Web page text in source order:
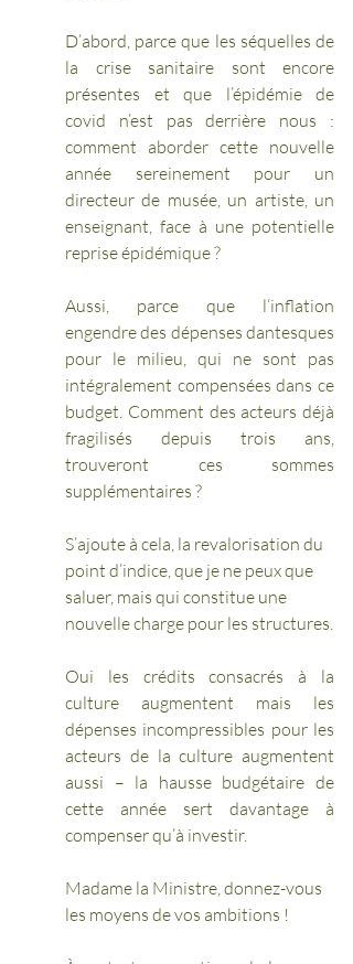
D’abord, parce que les séquelles de
la crise sanitaire sont encore
présentes et que l’épidémie de
covid n’est pas derrière nous :
comment aborder cette nouvelle
année sereinement pour un
directeur de musée, un artiste, un
enseignant, face à une potentielle
reprise épidémique ?
Aussi, parce que l‘inflation
engendre des dépenses dantesques
pour le milieu, qui ne sont pas
intégralement compensées dans ce
budget. Comment des acteurs déjà
fragilisés depuis trois ans,
trouveront ces sommes
supplémentaires ?
S’ajoute à cela, la revalorisation du
point d’indice, que je ne peux que
saluer, mais qui constitue une
nouvelle charge pour les structures.
Oui les crédits consacrés à la
culture augmentent mais les
dépenses incompressibles pour les
acteurs de la culture augmentent
aussi – la hausse budgétaire de
cette année sert davantage à
compenser qu’à investir.
Madame la Ministre, donnez-vous
les moyens de vos ambitions !